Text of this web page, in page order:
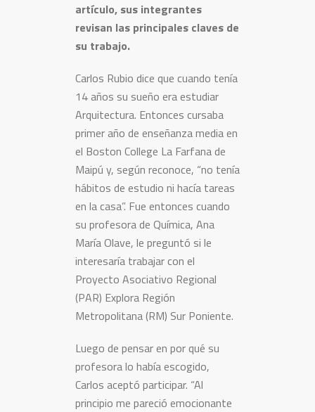
artículo, sus integrantes
revisan las principales claves de
su trabajo.
Carlos Rubio dice que cuando tenía
14 años su sueño era estudiar
Arquitectura. Entonces cursaba
primer año de enseñanza media en
el Boston College La Farfana de
Maipú y, según reconoce, “no tenía
hábitos de estudio ni hacía tareas
en la casa”. Fue entonces cuando
su profesora de Química, Ana
María Olave, le preguntó si le
interesaría trabajar con el
Proyecto Asociativo Regional
(PAR) Explora Región
Metropolitana (RM) Sur Poniente.
Luego de pensar en por qué su
profesora lo había escogido,
Carlos aceptó participar. “Al
principio me pareció emocionante